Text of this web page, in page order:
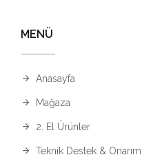
MENÜ
Anasayfa
Mağaza
2. El Ürünler
Teknik Destek & Onarım